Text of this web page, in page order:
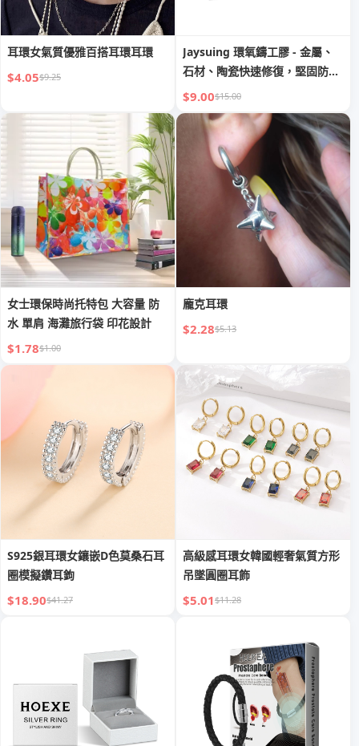
耳環女氣質優雅百搭耳環耳環
$4.05$9.25
Jaysuing 環氧鑄工膠 - 金屬、
石材、陶瓷快速修復，堅固防水
耐高溫
$9.00$15.00
女士環保時尚托特包 大容量 防
水 單肩 海灘旅行袋 印花設計
$1.78$1.00
龐克耳環
$2.28$5.13
S925銀耳環女鑲嵌D色莫桑石耳
圈模擬鑽耳鉤
$18.90$41.27
高級感耳環女韓國輕奢氣質方形
吊墜圓圈耳飾
$5.01$11.28